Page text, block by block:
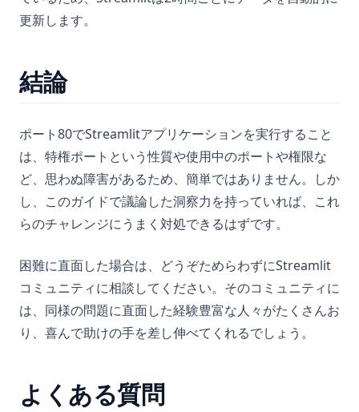
更新します。
結論
ポート80でStreamlitアプリケーションを実行すること
は、特権ポートという性質や使用中のポートや権限な
ど、思わぬ障害があるため、簡単ではありません。しか
し、このガイドで議論した洞察力を持っていれば、これ
らのチャレンジにうまく対処できるはずです。
困難に直面した場合は、どうぞためらわずにStreamlit
コミュニティに相談してください。そのコミュニティに
は、同様の問題に直面した経験豊富な人々がたくさんお
り、喜んで助けの手を差し伸べてくれるでしょう。
よくある質問